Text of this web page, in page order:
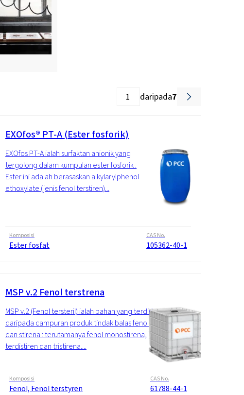
daripada7
EXOfos® PT-A (Ester fosforik)
EXOfos PT-A ialah surfaktan anionik yang
tergolong dalam kumpulan ester fosforik .
Ester ini adalah berasaskan alkylarylphenol
ethoxylate (jenis fenol terstiren)...
Komposisi
Ester fosfat
CAS No.
105362-40-1
MSP v.2 Fenol terstrena
MSP v.2 (Fenol tersteril) ialah bahan yang terdiri
daripada campuran produk tindak balas fenol
dan stirena : terutamanya fenol monostirena,
terdistiren dan tristirena....
Komposisi
Fenol, Fenol terstyren
CAS No.
61788-44-1